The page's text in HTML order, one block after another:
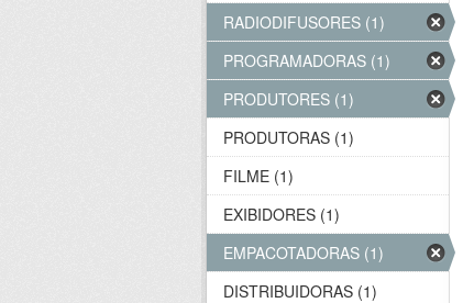
RADIODIFUSORES (1)
PROGRAMADORAS (1)
PRODUTORES (1)
PRODUTORAS (1)
FILME (1)
EXIBIDORES (1)
EMPACOTADORAS (1)
DISTRIBUIDORAS (1)